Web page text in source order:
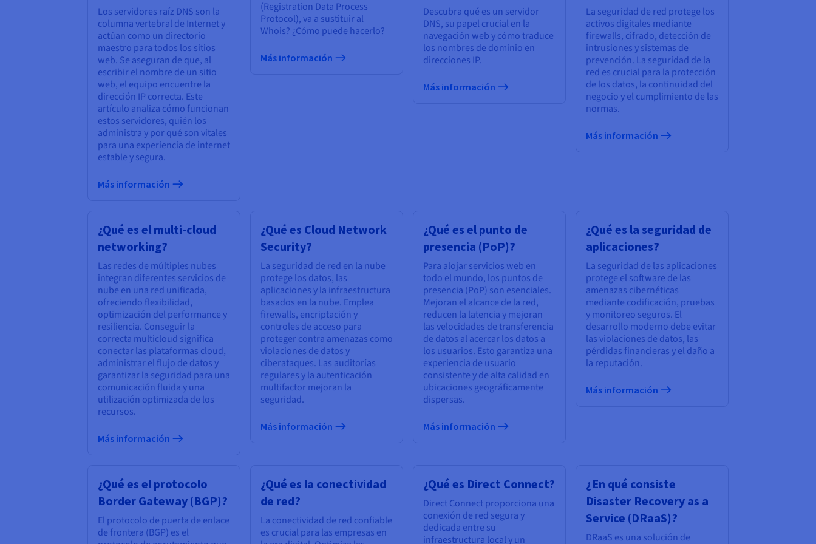
Los servidores raíz DNS son la
columna vertebral de Internet y
actúan como un directorio
maestro para todos los sitios
web. Se aseguran de que, al
escribir el nombre de un sitio
web, el equipo encuentre la
dirección IP correcta. Este
artículo analiza cómo funcionan
estos servidores, quién los
administra y por qué son vitales
para una experiencia de internet
estable y segura.
Más información
(Registration Data Process
Protocol), va a sustituir al
Whois? ¿Cómo puede hacerlo?
Más información
Descubra qué es un servidor
DNS, su papel crucial en la
navegación web y cómo traduce
los nombres de dominio en
direcciones IP.
Más información
La seguridad de red protege los
activos digitales mediante
firewalls, cifrado, detección de
intrusiones y sistemas de
prevención. La seguridad de la
red es crucial para la protección
de los datos, la continuidad del
negocio y el cumplimiento de las
normas.
Más información
¿Qué es el multi-cloud
networking?
Las redes de múltiples nubes
integran diferentes servicios de
nube en una red unificada,
ofreciendo flexibilidad,
optimización del performance y
resiliencia. Conseguir la
correcta multicloud significa
conectar las plataformas cloud,
administrar el flujo de datos y
garantizar la seguridad para una
comunicación fluida y una
utilización optimizada de los
recursos.
Más información
¿Qué es Cloud Network
Security?
La seguridad de red en la nube
protege los datos, las
aplicaciones y la infraestructura
basados en la nube. Emplea
firewalls, encriptación y
controles de acceso para
proteger contra amenazas como
violaciones de datos y
ciberataques. Las auditorías
regulares y la autenticación
multifactor mejoran la
seguridad.
Más información
¿Qué es el punto de
presencia (PoP)?
Para alojar servicios web en
todo el mundo, los puntos de
presencia (PoP) son esenciales.
Mejoran el alcance de la red,
reducen la latencia y mejoran
las velocidades de transferencia
de datos al acercar los datos a
los usuarios. Esto garantiza una
experiencia de usuario
consistente y de alta calidad en
ubicaciones geográficamente
dispersas.
Más información
¿Qué es la seguridad de
aplicaciones?
La seguridad de las aplicaciones
protege el software de las
amenazas cibernéticas
mediante codificación, pruebas
y monitoreo seguros. El
desarrollo moderno debe evitar
las violaciones de datos, las
pérdidas financieras y el daño a
la reputación.
Más información
¿Qué es el protocolo
Border Gateway (BGP)?
El protocolo de puerta de enlace
de frontera (BGP) es el
¿Qué es la conectividad
de red?
La conectividad de red confiable
es crucial para las empresas en
¿Qué es Direct Connect?
Direct Connect proporciona una
conexión de red segura y
dedicada entre su
infraestructura local y un
¿En qué consiste
Disaster Recovery as a
Service (DRaaS)?
DRaaS es una solución de